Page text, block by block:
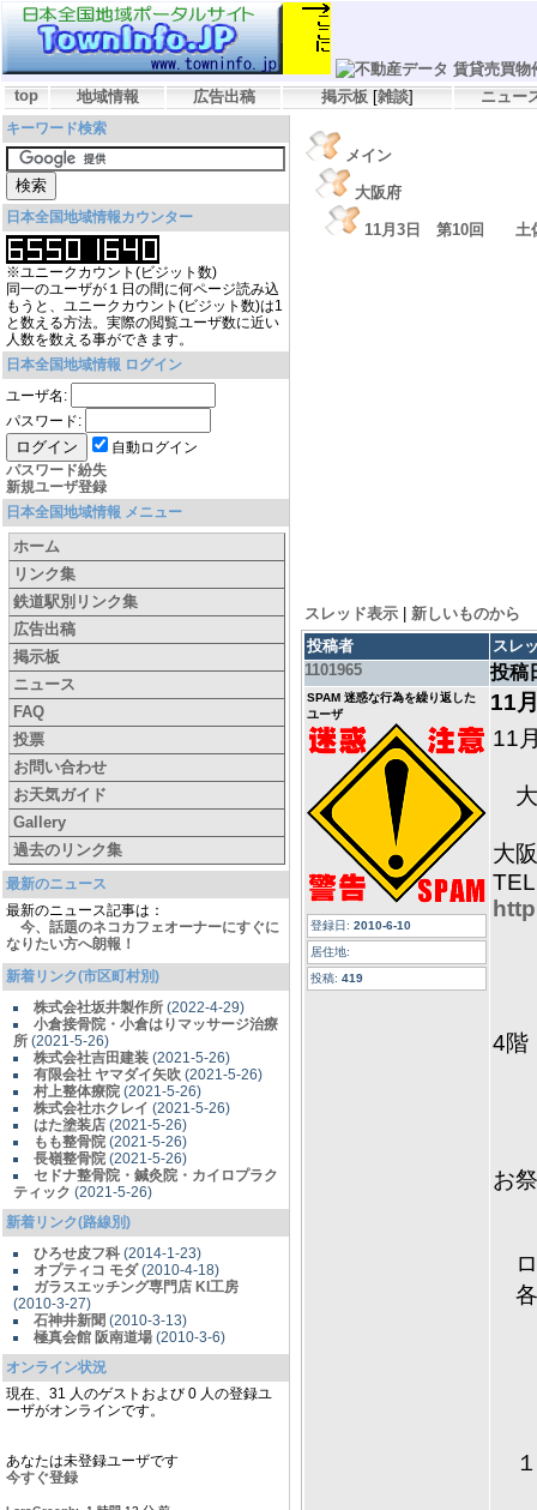
top 地域情報 広告出稿 掲示板 [雑談] ニュー
キーワード検索
日本全国地域情報カウンター
※ユニークカウント(ビジット数)
同一のユーザが１日の間に何ページ読み込
もうと、ユニークカウント(ビジット数)は1
と数える方法。実際の閲覧ユーザ数に近い
人数を数える事ができます。
日本全国地域情報 ログイン
ユーザ名:
パスワード:
自動ログイン
パスワード紛失
新規ユーザ登録
日本全国地域情報 メニュー
ホーム
リンク集
鉄道駅別リンク集
広告出稿
掲示板
ニュース
FAQ
投票
お問い合わせ
お天気ガイド
Gallery
過去のリンク集
最新のニュース
最新のニュース記事は：
今、話題のネコカフェオーナーにすぐに
なりたい方へ朗報！
新着リンク(市区町村別)
株式会社坂井製作所 (2022-4-29)
小倉接骨院・小倉はりマッサージ治療
所 (2021-5-26)
株式会社吉田建装 (2021-5-26)
有限会社 ヤマダイ矢吹 (2021-5-26)
村上整体療院 (2021-5-26)
株式会社ホクレイ (2021-5-26)
はた塗装店 (2021-5-26)
もも整骨院 (2021-5-26)
長嶺整骨院 (2021-5-26)
セドナ整骨院・鍼灸院・カイロプラク
ティック (2021-5-26)
新着リンク(路線別)
ひろせ皮フ科 (2014-1-23)
オプティコ モダ(2010-4-18)
ガラスエッチング専門店 KI工房
(2010-3-27)
石神井新聞 (2010-3-13)
極真会館 阪南道場 (2010-3-6)
オンライン状況
現在、31 人のゲストおよび 0 人の登録ユ
ーザがオンラインです。
あなたは未登録ユーザです
今すぐ登録
メイン
大阪府
11月3日 第10回 土佐
スレッド表示
新しいものから
投稿者
スレ
1101965
投稿
SPAM 迷惑な行為を繰り返した
ユーザ
登録日: 2010-6-10
居住地:
投稿: 419
11
11
大
大
4
お
各